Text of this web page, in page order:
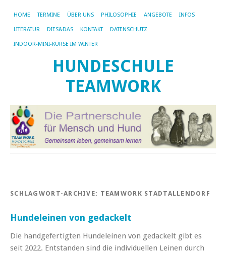
HOME TERMINE ÜBER UNS PHILOSOPHIE ANGEBOTE INFOS
LITERATUR DIES&DAS KONTAKT DATENSCHUTZ
INDOOR-MINI-KURSE IM WINTER
HUNDESCHULE
TEAMWORK
SCHLAGWORT-ARCHIVE: TEAMWORK STADTALLENDORF
Hundeleinen von gedackelt
Die handgefertigten Hundeleinen von gedackelt gibt es
seit 2022. Entstanden sind die individuellen Leinen durch